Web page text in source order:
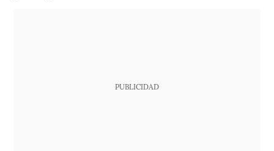
PUBLICIDAD